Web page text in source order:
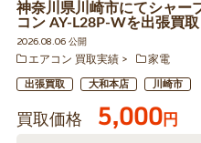
神奈川県川崎市にてシャー
コン AY-L28P-Wを出張買
2026.08.06 公開
エアコン 買取実績
家電
出張買取 大和本店 川崎市
買取価格 5,000円